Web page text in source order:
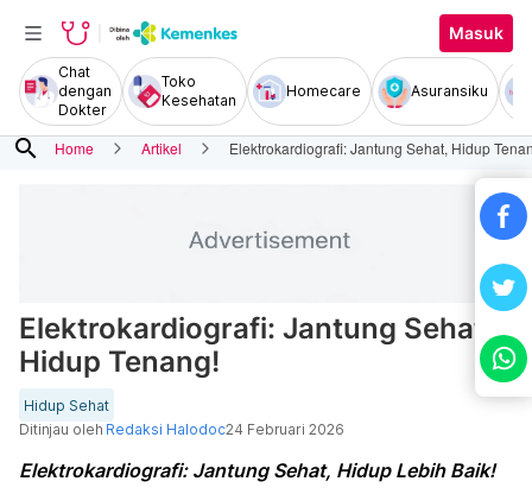
Masuk
Chat
dengan
Dokter
Toko
Kesehatan
Homecare Asuransiku
search Home Artikel Elektrokardiografi: Jantung Sehat, Hidup
Elektrokardiografi: Jantung Sehat,
Hidup Tenang!
Hidup Sehat
Ditinjau oleh Redaksi Halodoc24 Februari 2026
Elektrokardiografi: Jantung Sehat, Hidup Lebih Baik!